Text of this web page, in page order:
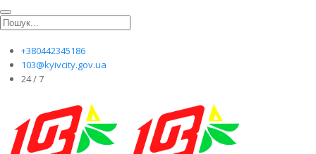
+380442345186
103@kyivcity.gov.ua
24 / 7